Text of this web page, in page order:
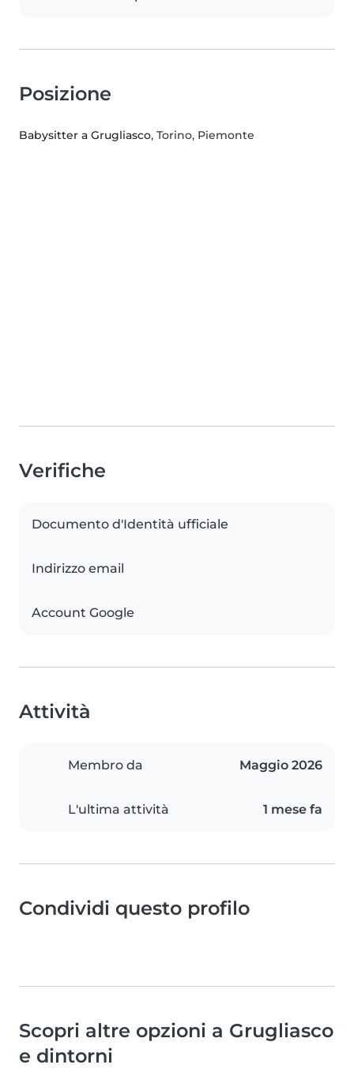
Posizione
Babysitter a Grugliasco, Torino, Piemonte
Verifiche
Documento d'Identità ufficiale
Indirizzo email
Account Google
Attività
Membro da Maggio 2026
L'ultima attività 1 mese fa
Condividi questo profilo
Scopri altre opzioni a Grugliasco
e dintorni